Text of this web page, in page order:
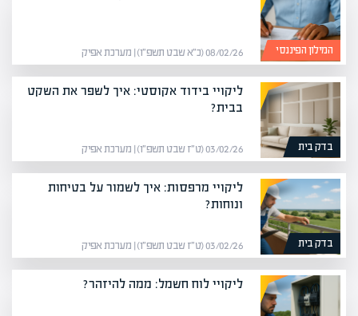
המילון הפיננסי 08/02/26 (כ״א שבט תשפ״ו) | מערכת אפיק
בדק בית
ליקויי בידוד אקוסטי: איך לשפר את השקט
בבית?
03/02/26 (ט״ז שבט תשפ״ו) | מערכת אפיק
בדק בית
ליקויי מרפסות: איך לשמור על בטיחות
ונוחות?
03/02/26 (ט״ז שבט תשפ״ו) | מערכת אפיק
ליקויי לוח חשמל: ממה להיזהר?